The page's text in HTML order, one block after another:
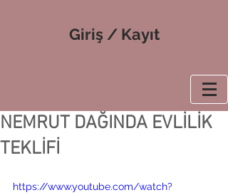
Giriş / Kayıt
NEMRUT DAĞINDA EVLİLİK
TEKLİFİ
https://www.youtube.com/watch?